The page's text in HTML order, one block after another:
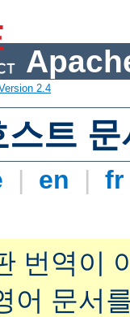
2.4
스트 문
| en |
번역이
어 문서